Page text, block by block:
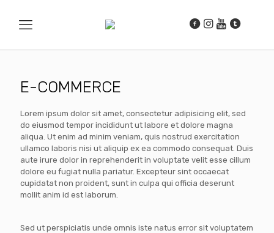
E-COMMERCE
Lorem ipsum dolor sit amet, consectetur adipisicing elit, sed
do eiusmod tempor incididunt ut labore et dolore magna
aliqua. Ut enim ad minim veniam, quis nostrud exercitation
ullamco laboris nisi ut aliquip ex ea commodo consequat. Duis
aute irure dolor in reprehenderit in voluptate velit esse cillum
dolore eu fugiat nulla pariatur. Excepteur sint occaecat
cupidatat non proident, sunt in culpa qui officia deserunt
mollit anim id est laborum.
Sed ut perspiciatis unde omnis iste natus error sit voluptatem